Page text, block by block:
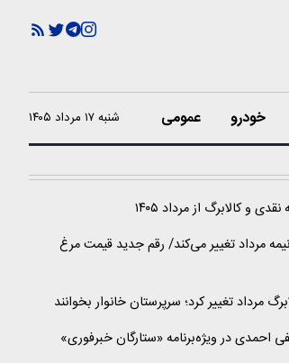
خودرو عمومی شنبه ۱۷ مرداد ۱۴۰۵
و کالابرگ از مرداد ۱۴۰۵
مرداد تغییر می‌کند/ رقم جدید قیمت مرغ
مرداد تغییر کرد؛ سرپرستان خانوار بخوانند
احمدی در ویژه‌برنامه «ستارگان خبرفوری»